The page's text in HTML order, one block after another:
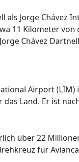
als Jorge
11 Kilometer
Chávez
Airport
Land. Er ist
über 22
für